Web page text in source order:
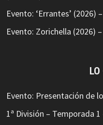
Evento: ‘Errantes’ (2026)
Evento: Zorichella (2026)
LO
Evento: Presentación de
1ª División – Temporada